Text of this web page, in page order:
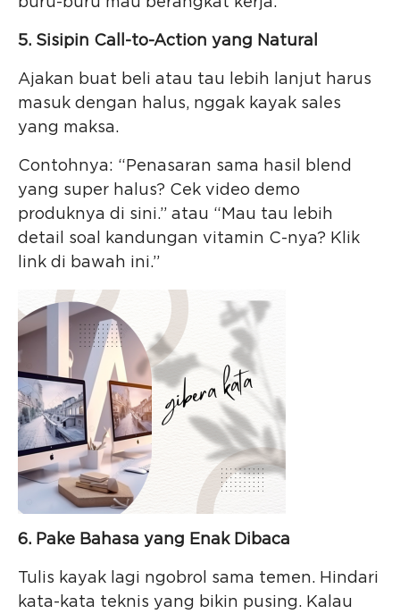
5. Sisipin Call-to-Action yang Natural
Ajakan buat beli atau tau lebih lanjut harus
masuk dengan halus, nggak kayak sales
yang maksa.
Contohnya: “Penasaran sama hasil blend
yang super halus? Cek video demo
produknya di sini.” atau “Mau tau lebih
detail soal kandungan vitamin C-nya? Klik
link di bawah ini.”
6. Pake Bahasa yang Enak Dibaca
Tulis kayak lagi ngobrol sama temen. Hindari
kata-kata teknis yang bikin pusing. Kalau